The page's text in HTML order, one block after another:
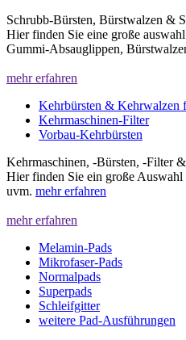
Schrubb-Bürsten, Bürstwalzen &
Hier finden Sie eine große
Gummi-Absauglippen,
mehr erfahren
Kehrbürsten & Kehrwalzen
Kehrmaschinen-Filter
Vorbau-Kehrbürsten
Kehrmaschinen, -Bürsten, -Filter
Hier finden Sie ein große
uvm. mehr erfahren
mehr erfahren
Melamin-Pads
Mikrofaser-Pads
Normalpads
Superpads
Schleifgitter
weitere Pad-Ausführungen